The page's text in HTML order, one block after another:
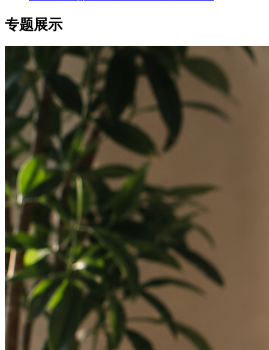
专题展示